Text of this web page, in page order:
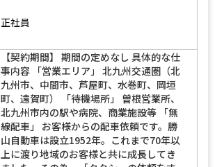
正社員
【契約期間】 期間の定めなし 具体的な仕
事内容 「営業エリア」 北九州交通圏（北
九州市、中間市、芦屋町、水巻町、岡垣
町、遠賀町） 「待機場所」 曽根営業所、
北九州市内の駅や病院、商業施設等 「無
線配車」 お客様からの配車依頼です。勝
山自動車は設立1952年。これまで70年以
上に渡り地域のお客様と共に成長してき